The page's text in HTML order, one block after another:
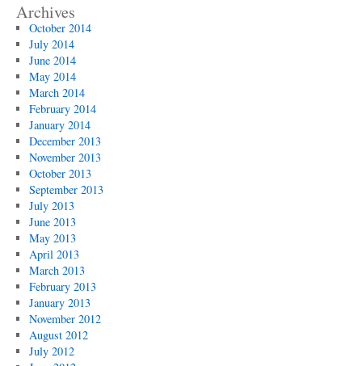
Archives
October 2014
July 2014
June 2014
May 2014
March 2014
February 2014
January 2014
December 2013
November 2013
October 2013
September 2013
July 2013
June 2013
May 2013
April 2013
March 2013
February 2013
January 2013
November 2012
August 2012
July 2012